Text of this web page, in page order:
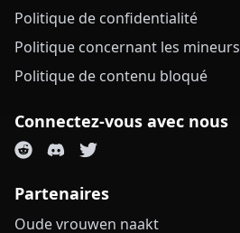
Politique de confidentialité
Politique concernant les mineurs
Politique de contenu bloqué
Connectez-vous avec nous
Partenaires
Oude vrouwen naakt